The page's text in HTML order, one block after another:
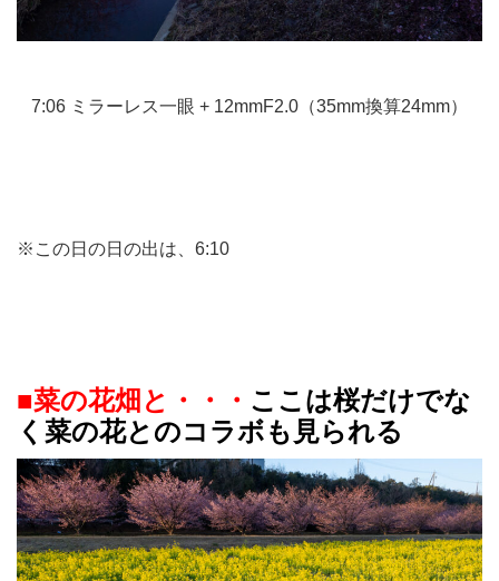
7:06 ミラーレス一眼 + 12mmF2.0（35mm換算24mm）
※この日の日の出は、6:10
■菜の花畑と・・・ ここは桜だけでな
く菜の花とのコラボも見られる